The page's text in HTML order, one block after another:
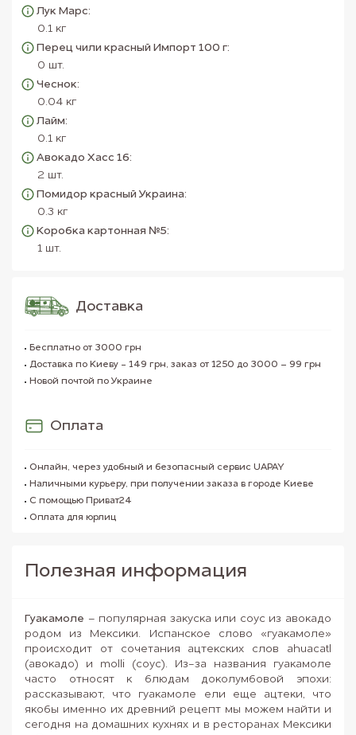
Лук Марс:
0.1 кг
Перец чили красный Импорт 100 г:
0 шт.
Чеснок:
0.04 кг
Лайм:
0.1 кг
Авокадо Хасс 16:
2 шт.
Помидор красный Украина:
0.3 кг
Коробка картонная №5:
1 шт.
Доставка
Бесплатно от 3000 грн
Доставка по Киеву - 149 грн, заказ от 1250 до 3000 – 99 грн
Новой почтой по Украине
Оплата
Онлайн, через удобный и безопасный сервис UAPAY
Наличными курьеру, при получении заказа в городе Киеве
С помощью Приват24
Оплата для юрлиц
Полезная информация
Гуакамоле – популярная закуска или соус из авокадо
родом из Мексики. Испанское слово «гуакамоле»
происходит от сочетания ацтекских слов ahuacatl
(авокадо) и molli (соус). Из-за названия гуакамоле
часто относят к блюдам доколумбовой эпохи:
рассказывают, что гуакамоле ели еще ацтеки, что
якобы именно их древний рецепт мы можем найти и
сегодня на домашних кухнях и в ресторанах Мексики